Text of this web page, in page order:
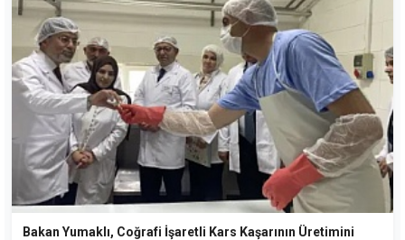
Bakan Yumaklı, Coğrafi İşaretli Kars Kaşarının Üretimini